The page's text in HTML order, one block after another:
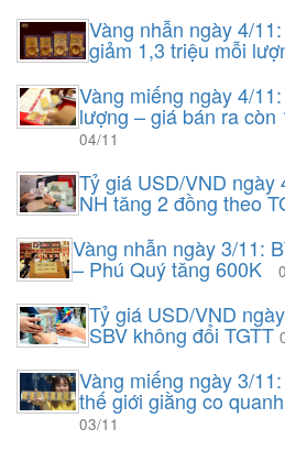
Vàng nhẫn ngày 4/
giảm 1,3 triệu mỗi
Vàng miếng ngày 4/
lượng – giá bán ra còn
04/11
Tỷ giá USD/VND
NH tăng 2 đồng theo
Vàng nhẫn ngày 3/11:
– Phú Quý tăng 600K
Tỷ giá USD/VND
SBV không đổi TGTT
Vàng miếng ngày 3/
thế giới giằng co
03/11